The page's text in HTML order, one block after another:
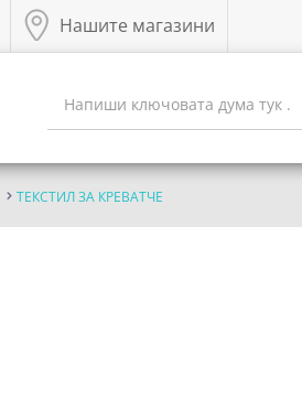
Нашите магазини
ТЕКСТИЛ ЗА КРЕВАТЧЕ